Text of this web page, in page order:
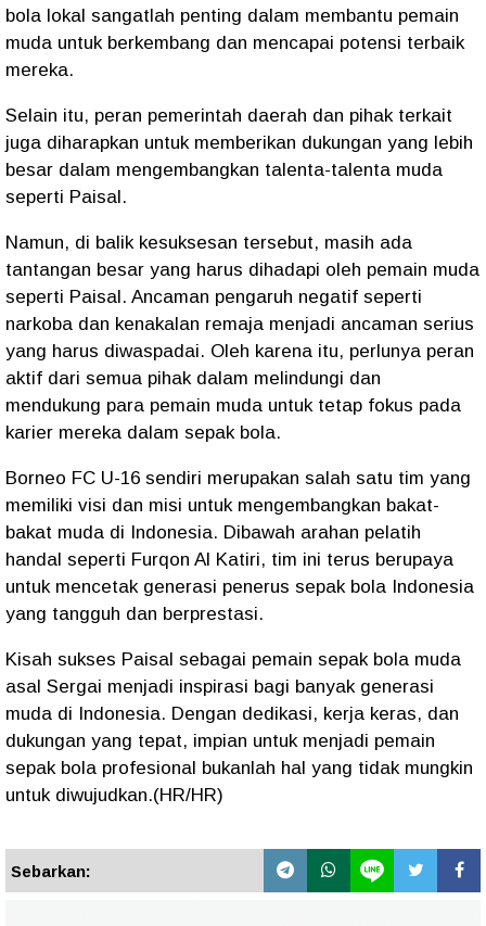
bola lokal sangatlah penting dalam membantu pemain
muda untuk berkembang dan mencapai potensi terbaik
mereka.
Selain itu, peran pemerintah daerah dan pihak terkait
juga diharapkan untuk memberikan dukungan yang lebih
besar dalam mengembangkan talenta-talenta muda
seperti Paisal.
Namun, di balik kesuksesan tersebut, masih ada
tantangan besar yang harus dihadapi oleh pemain muda
seperti Paisal. Ancaman pengaruh negatif seperti
narkoba dan kenakalan remaja menjadi ancaman serius
yang harus diwaspadai. Oleh karena itu, perlunya peran
aktif dari semua pihak dalam melindungi dan
mendukung para pemain muda untuk tetap fokus pada
karier mereka dalam sepak bola.
Borneo FC U-16 sendiri merupakan salah satu tim yang
memiliki visi dan misi untuk mengembangkan bakat-
bakat muda di Indonesia. Dibawah arahan pelatih
handal seperti Furqon Al Katiri, tim ini terus berupaya
untuk mencetak generasi penerus sepak bola Indonesia
yang tangguh dan berprestasi.
Kisah sukses Paisal sebagai pemain sepak bola muda
asal Sergai menjadi inspirasi bagi banyak generasi
muda di Indonesia. Dengan dedikasi, kerja keras, dan
dukungan yang tepat, impian untuk menjadi pemain
sepak bola profesional bukanlah hal yang tidak mungkin
untuk diwujudkan.(HR/HR)
Sebarkan: